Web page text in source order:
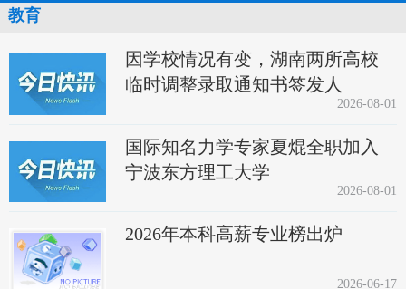
教育
因学校情况有变，湖南两所高校
临时调整录取通知书签发人
2026-08-01
国际知名力学专家夏焜全职加入
宁波东方理工大学
2026-08-01
2026年本科高薪专业榜出炉
2026-06-17